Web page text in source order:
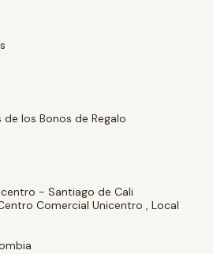
los Bonos de Regalo
- Santiago de Cali
Comercial Unicentro , Local